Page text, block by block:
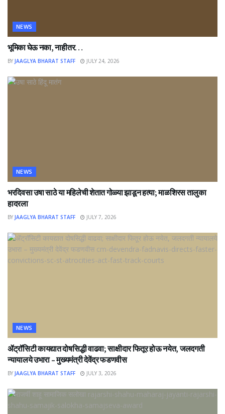
NEWS
भूमिका घेऊ नका, नाहीतर…
BY JAAGLYA BHARAT STAFF JULY 24, 2026
NEWS
भरदिवसा उषा साठे या महिलेची शेतात गोळ्या झाडून हत्या; माळशिरस तालुका
हादरला
BY JAAGLYA BHARAT STAFF JULY 7, 2026
NEWS
ॲट्रॉसिटी कायद्यात दोषसिद्धी वाढवा; साक्षीदार फितूर होऊ नयेत, जलदगती
न्यायालये उभारा – मुख्यमंत्री देवेंद्र फडणवीस
BY JAAGLYA BHARAT STAFF JULY 3, 2026